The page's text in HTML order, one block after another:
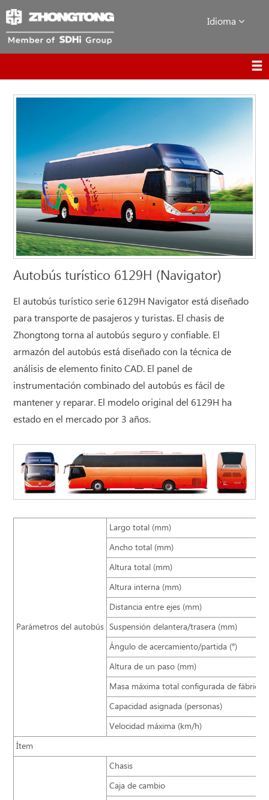
Idioma
Autobús turístico 6129H (Navigator)
El autobús turístico serie 6129H Navigator está diseñado
para transporte de pasajeros y turistas. El chasis de
Zhongtong torna al autobús seguro y confiable. El
armazón del autobús está diseñado con la técnica de
análisis de elemento finito CAD. El panel de
instrumentación combinado del autobús es fácil de
mantener y reparar. El modelo original del 6129H ha
estado en el mercado por 3 años.
Parámetros del autobús
Largo total (mm)
Ancho total (mm)
Altura total (mm)
Altura interna (mm)
Distancia entre ejes (mm)
Suspensión delantera/trasera (mm)
Ángulo de acercamiento/partida (°)
Altura de un paso (mm)
Masa máxima total configurada de fábrica
Capacidad asignada (personas)
Velocidad máxima (km/h)
Ítem
Chasis
Caja de cambio